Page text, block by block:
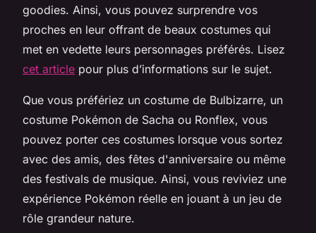
goodies. Ainsi, vous pouvez surprendre vos
proches en leur offrant de beaux costumes qui
met en vedette leurs personnages préférés. Lisez
cet article pour plus d’informations sur le sujet.
Que vous préfériez un costume de Bulbizarre, un
costume Pokémon de Sacha ou Ronflex, vous
pouvez porter ces costumes lorsque vous sortez
avec des amis, des fêtes d'anniversaire ou même
des festivals de musique. Ainsi, vous reviviez une
expérience Pokémon réelle en jouant à un jeu de
rôle grandeur nature.